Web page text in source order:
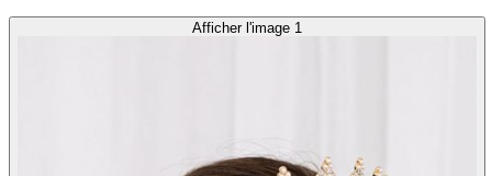
Afficher l'image 1